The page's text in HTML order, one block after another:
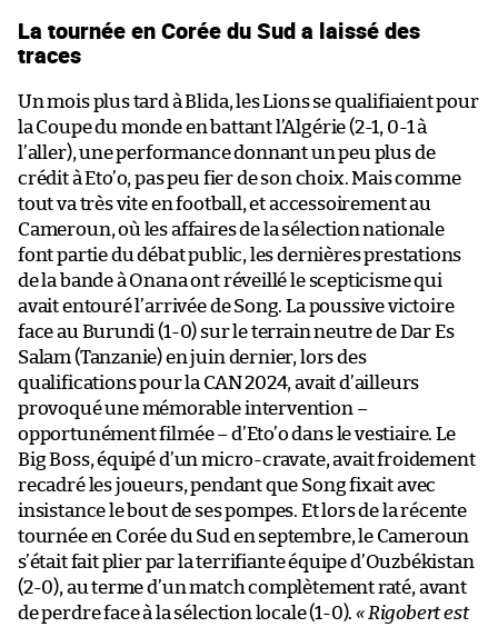
La tournée en Corée du Sud a laissé des
traces
Un mois plus tard à Blida, les Lions se qualifiaient pour
la Coupe du monde en battant l’Algérie (2-1, 0-1 à
l’aller), une performance donnant un peu plus de
crédit à Eto’o, pas peu fier de son choix. Mais comme
tout va très vite en football, et accessoirement au
Cameroun, où les affaires de la sélection nationale
font partie du débat public, les dernières prestations
de la bande à Onana ont réveillé le scepticisme qui
avait entouré l’arrivée de Song. La poussive victoire
face au Burundi (1-0) sur le terrain neutre de Dar Es
Salam (Tanzanie) en juin dernier, lors des
qualifications pour la CAN 2024, avait d’ailleurs
provoqué une mémorable intervention –
opportunément filmée – d’Eto’o dans le vestiaire. Le
Big Boss, équipé d’un micro-cravate, avait froidement
recadré les joueurs, pendant que Song fixait avec
insistance le bout de ses pompes. Et lors de la récente
tournée en Corée du Sud en septembre, le Cameroun
s’était fait plier par la terrifiante équipe d’Ouzbékistan
(2-0), au terme d’un match complètement raté, avant
de perdre face à la sélection locale (1-0).« Rigobert est